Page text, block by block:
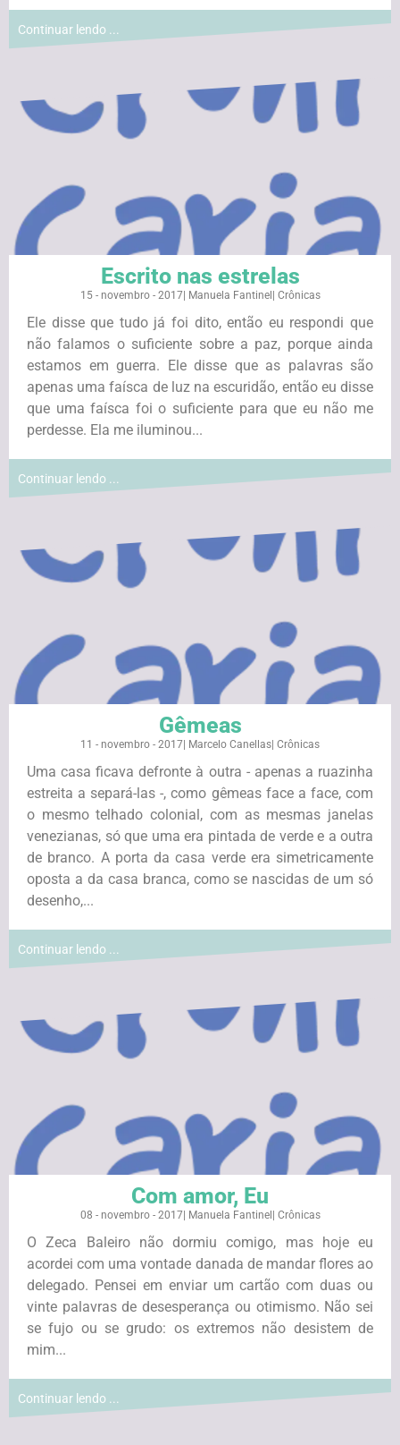
Continuar lendo ...
Escrito nas estrelas
15 - novembro - 2017| Manuela Fantinel Crônicas
Ele disse que tudo já foi dito, então eu respondi que
não falamos o suficiente sobre a paz, porque ainda
estamos em guerra. Ele disse que as palavras são
apenas uma faísca de luz na escuridão, então eu disse
que uma faísca foi o suficiente para que eu não me
perdesse. Ela me iluminou...
Continuar lendo ...
Gêmeas
11 - novembro - 2017 Marcelo Canellas Crônicas
Uma casa ficava defronte à outra - apenas a ruazinha
estreita a separá-las -, como gêmeas face a face, com
o mesmo telhado colonial, com as mesmas janelas
venezianas, só que uma era pintada de verde e a outra
de branco. A porta da casa verde era simetricamente
oposta a da casa branca, como se nascidas de um só
desenho,...
Continuar lendo ...
Com amor, Eu
08 - novembro - 2017| Manuela Fantinel Crônicas
O Zeca Baleiro não dormiu comigo, mas hoje eu
acordei com uma vontade danada de mandar flores ao
delegado. Pensei em enviar um cartão com duas ou
vinte palavras de desesperança ou otimismo. Não sei
se fujo ou se grudo: os extremos não desistem de
mim...
Continuar lendo ...